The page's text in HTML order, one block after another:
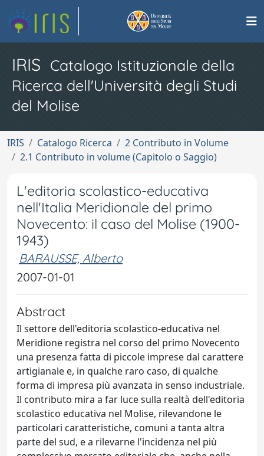
IRIS Catalogo Istituzionale della
Ricerca dell'Università degli Studi
del Molise
IRIS Catalogo Ricerca
2 Contributo in Volume
2.1 Contributo in volume (Capitolo o Saggio)
L'editoria scolastico-educativa
nell'Italia Meridionale del primo
Novecento: il caso del Molise (1900-
1943)
BARAUSSE, Alberto
2007-01-01
Abstract
Il settore dell'editoria scolastico-educativa nel
Meridione registra nel corso del primo Novecento
una presenza fatta di piccole imprese dal carattere
artigianale e, in qualche raro caso, di qualche
forma di impresa più avanzata in senso industriale.
Il contributo mira a far luce sulla realtà dell'editoria
scolastico educativa nel Molise, rilevandone le
particolari caratteristiche, comuni a tanta altra
parte del sud, e a rilevarne l'incidenza nel più